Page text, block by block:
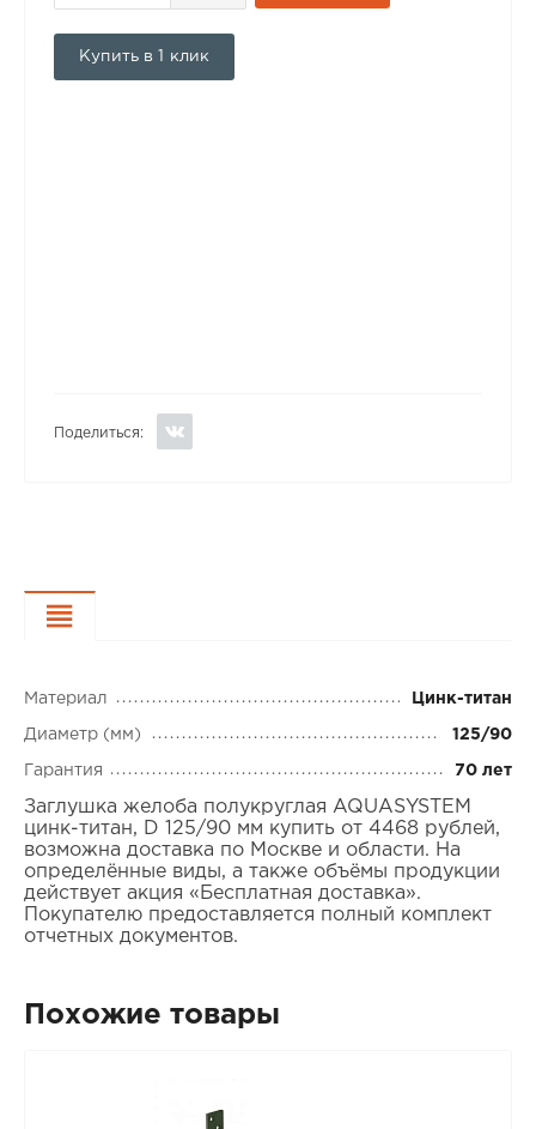
Купить в 1 клик
Поделиться:
Материал Цинк-титан
Диаметр (мм) 125/90
Гарантия 70 лет
Заглушка желоба полукруглая AQUASYSTEM
цинк-титан, D 125/90 мм купить от 4468 рублей,
возможна доставка по Москве и области. На
определённые виды, а также объёмы продукции
действует акция «Бесплатная доставка».
Покупателю предоставляется полный комплект
отчетных документов.
Похожие товары